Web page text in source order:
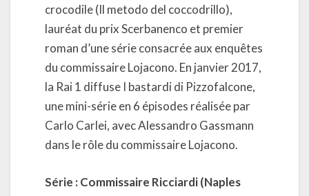
crocodile (Il metodo del coccodrillo),
lauréat du prix Scerbanenco et premier
roman d’une série consacrée aux enquêtes
du commissaire Lojacono. En janvier 2017,
la Rai 1 diffuse I bastardi di Pizzofalcone,
une mini-série en 6 épisodes réalisée par
Carlo Carlei, avec Alessandro Gassmann
dans le rôle du commissaire Lojacono.
Série : Commissaire Ricciardi (Naples